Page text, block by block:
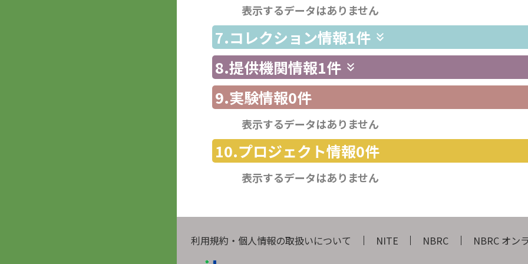
表示するデータはありません
7.コレクション情報1件
8.提供機関情報1件
9.実験情報0件
表示するデータはありません
10.プロジェクト情報0件
表示するデータはありません
利用規約・個人情報の取扱いについて NITE NBRC NBRC オン